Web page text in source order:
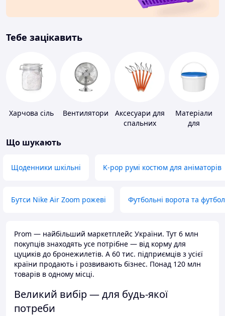
Тебе зацікавить
Харчова сіль Вентилятори
Аксесуари для
спальних
Матеріали
для
Що шукають
Щоденники шкільні K-pop румі костюм для аніматорів
Бутси Nike Air Zoom рожеві Футбольні ворота та
Prom — найбільший маркетплейс України. Тут 6 млн
покупців знаходять усе потрібне — від корму для
цуциків до бронежилетів. А 60 тис. підприємців з усієї
країни продають і розвивають бізнес. Понад 120 млн
товарів в одному місці.
Великий вибір — для будь-якої
потреби